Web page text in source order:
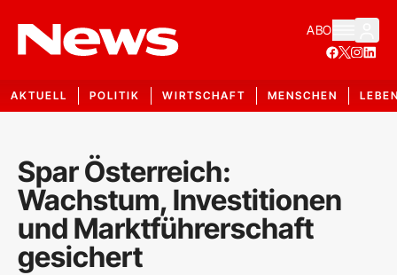
ABO
AKTUELL POLITIK WIRTSCHAFT MENSCHEN
Spar Österreich:
Wachstum, Investitionen
und Marktführerschaft
gesichert